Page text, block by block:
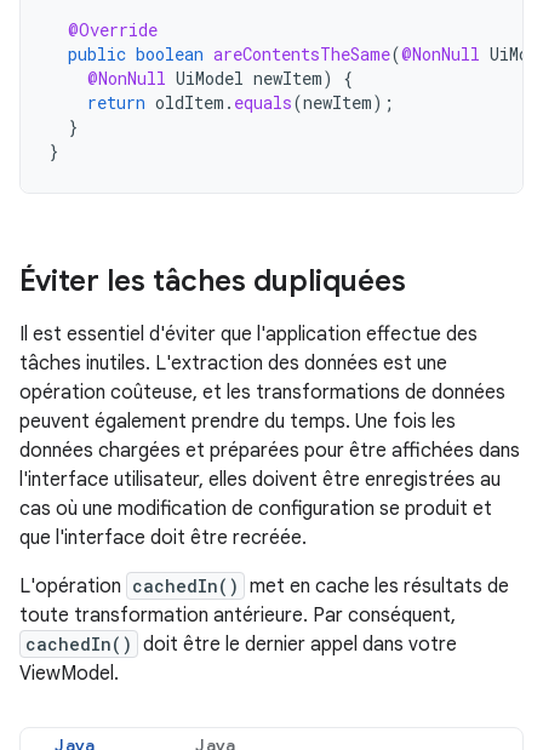
@Override
public boolean areContentsTheSame(@NonNull
@NonNull UiModel newItem)
{
return oldItem . equals(newItem);
}
}
Éviter les tâches dupliquées
Il est essentiel d'éviter que l'application effectue des
tâches inutiles. L'extraction des données est une
opération coûteuse, et les transformations de données
peuvent également prendre du temps. Une fois les
données chargées et préparées pour être affichées dans
l'interface utilisateur, elles doivent être enregistrées au
cas où une modification de configuration se produit et
que l'interface doit être recréée.
L'opération cachedIn() met en cache les résultats de
toute transformation antérieure. Par conséquent,
cachedIn() doit être le dernier appel dans votre
ViewModel.
Java Java